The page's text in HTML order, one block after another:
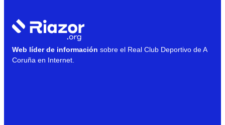
Web líder de información sobre el Real Club Deportivo de A
Coruña en Internet.